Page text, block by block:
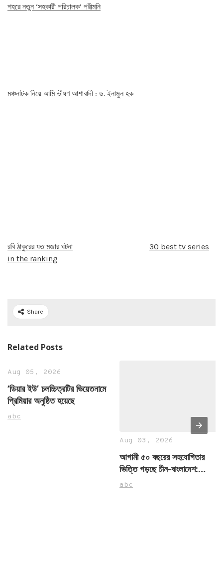
শহরে নতুন ‘সহকারী পরিচালক’ পরীমনি
মঞ্চনাটক নিয়ে আমি ভীষণ আশাবাদী : ড. ইনামুল হক
রবি ঠাকুরের যত মজার ঘটনা
30 best tv series
in the ranking
Share
Related Posts
Aug 05, 2026
‘ডিয়ার ইউ’ চলচ্চিত্রটির ভিয়েতনামে
প্রিমিয়ার অনুষ্ঠিত হয়েছে
abc
Aug 03, 2026
আগামী ৫০ বছরের সহযোগিতার
ভিত্তি গড়ছে চীন-বাংলাদেশ:
রাষ্ট্রদূত ইয়াও ওয়েন
abc